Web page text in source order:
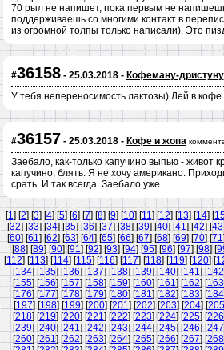
70 рыл не напишет, пока первым не
поддерживаешь со многими контакт в
из огромной толпы только написали). Это
#36158- 25.03.2018 - Кофеману-дристуну
У тебя непереносимость лактозы) Лей в
#36157 - 25.03.2018 - Кофе и жопа
Заебало, как-только капучино выпью - живот
капучино, блять. Я не хочу американо.
срать. И так всегда. Заебало уже.
[1] [2] [3] [4] [5] [6] [7] [8] [9] [10] [11] [12] [13] [14] [
[32] [33] [34] [35] [36] [37] [38] [39] [40] [41] [42] [43
[60] [61] [62] [63] [64] [65] [66] [67] [68] [69] [70] [71
[88] [89] [90] [91] [92] [93] [94] [95] [96] [97] [98] [
[112] [113] [114] [115] [116] [117] [118] [119] [120] [
[134] [135] [136] [137] [138] [139] [140] [141] [142
[155] [156] [157] [158] [159] [160] [161] [162] [163
[176] [177] [178] [179] [180] [181] [182] [183] [184
[197] [198] [199] [200] [201] [202] [203] [204] [205
[218] [219] [220] [221] [222] [223] [224] [225] [226
[239] [240] [241] [242] [243] [244] [245] [246] [247
[260] [261] [262] [263] [264] [265] [266] [267] [268